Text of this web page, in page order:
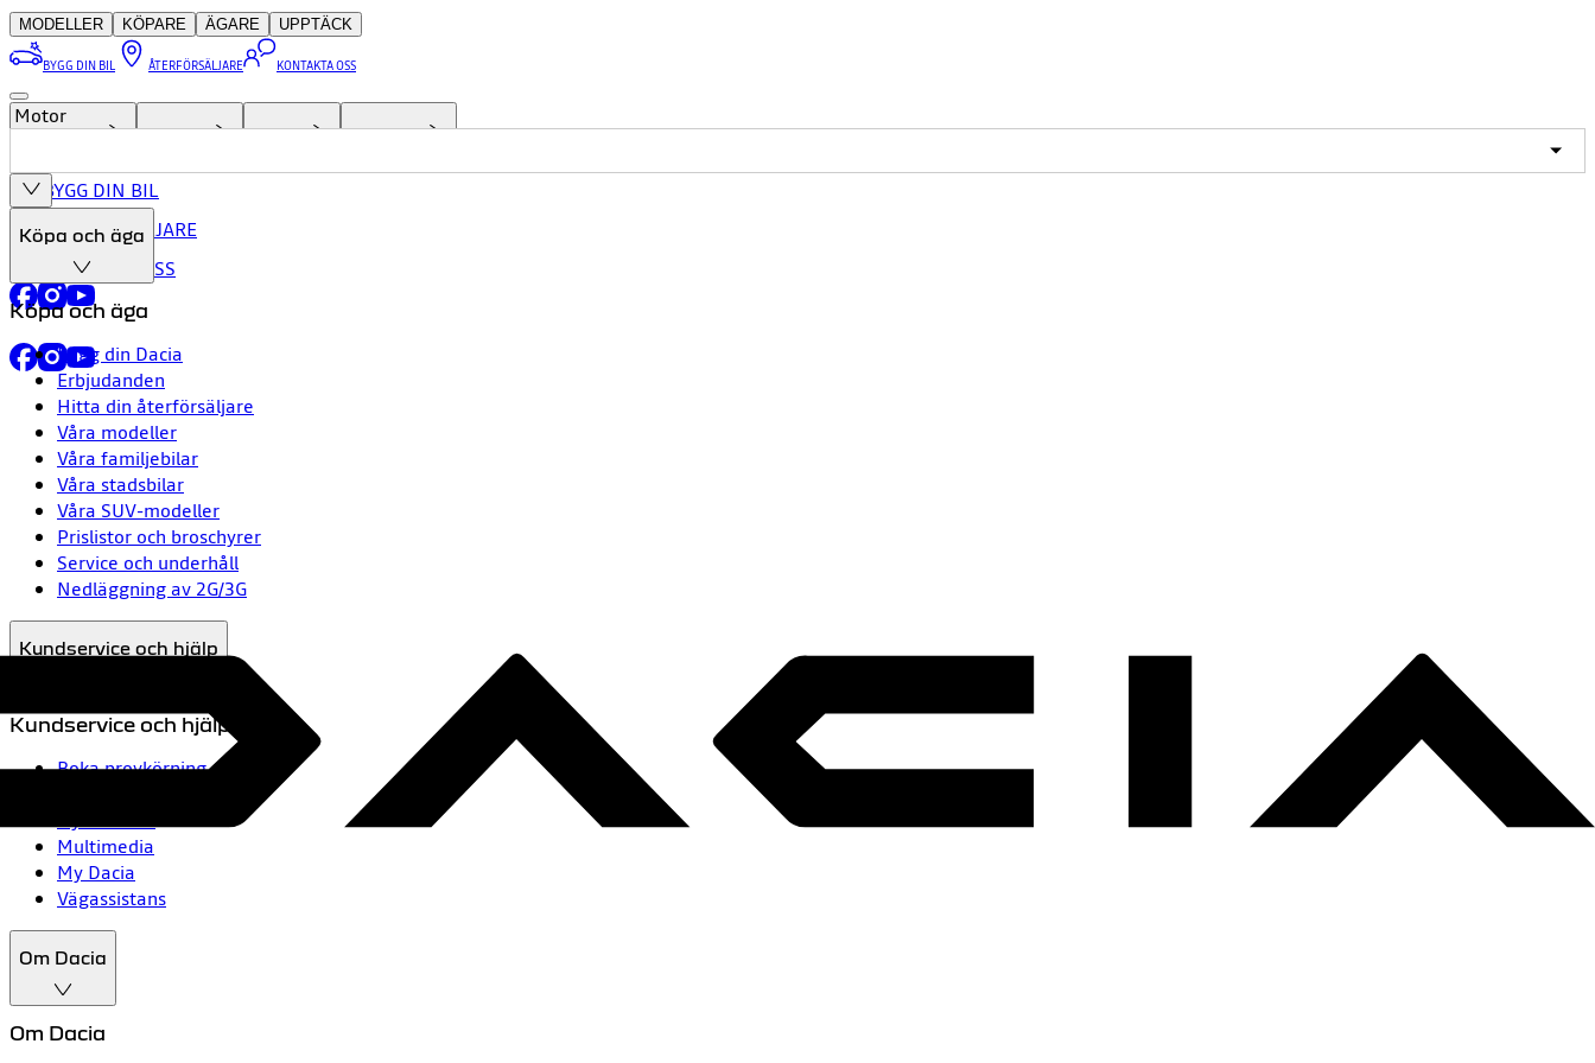
MODELLER KÖPARE ÄGARE UPPTÄCK
BYGG DIN BIL ÅTERFÖRSÄLJARE KONTAKTA OSS
BYGG DIN BIL
ÅTERFÖRSÄLJARE
KONTAKTA OSS
Motor
Köpa och äga
Köpa och äga
Bygg din Dacia
Erbjudanden
Hitta din återförsäljare
Våra modeller
Våra familjebilar
Våra stadsbilar
Våra SUV-modeller
Prislistor och broschyrer
Service och underhåll
Nedläggning av 2G/3G
Kundservice och hjälp
Kundservice och hjälp
Boka provkörning
Multimedia
My Dacia
Vägassistans
Om Dacia
Om Dacia